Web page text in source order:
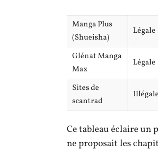
Manga Plus
(Shueisha)
Légale
Glénat Manga
Max
Légale
Sites de
scantrad
Illégale
Ce tableau éclaire un
ne proposait les